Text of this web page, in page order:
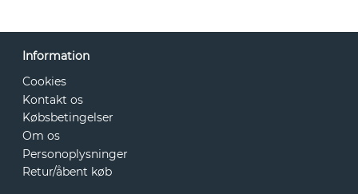
Information
Cookies
Kontakt os
Købsbetingelser
Om os
Personoplysninger
Retur/åbent køb